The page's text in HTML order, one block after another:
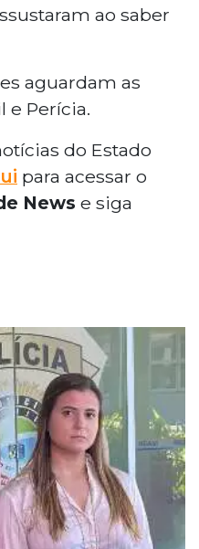
ao saber
aguardam as
e Perícia.
do Estado
para acessar o
News e siga